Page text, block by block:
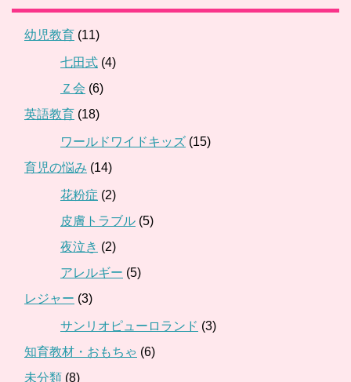
幼児教育 (11)
七田式 (4)
Ｚ会 (6)
英語教育 (18)
ワールドワイドキッズ (15)
育児の悩み (14)
花粉症 (2)
皮膚トラブル (5)
夜泣き (2)
アレルギー (5)
レジャー (3)
サンリオピューロランド (3)
知育教材・おもちゃ (6)
未分類 (8)